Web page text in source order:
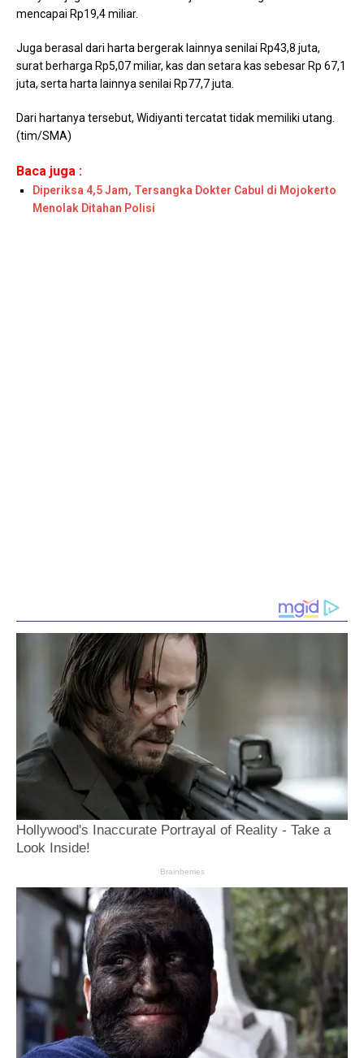
mencapai Rp19,4 miliar.
Juga berasal dari harta bergerak lainnya senilai Rp43,8 juta,
surat berharga Rp5,07 miliar, kas dan setara kas sebesar Rp 67,1
juta, serta harta lainnya senilai Rp77,7 juta.
Dari hartanya tersebut, Widiyanti tercatat tidak memiliki utang.
(tim/SMA)
Baca juga :
Diperiksa 4,5 Jam, Tersangka Dokter Cabul di Mojokerto
Menolak Ditahan Polisi